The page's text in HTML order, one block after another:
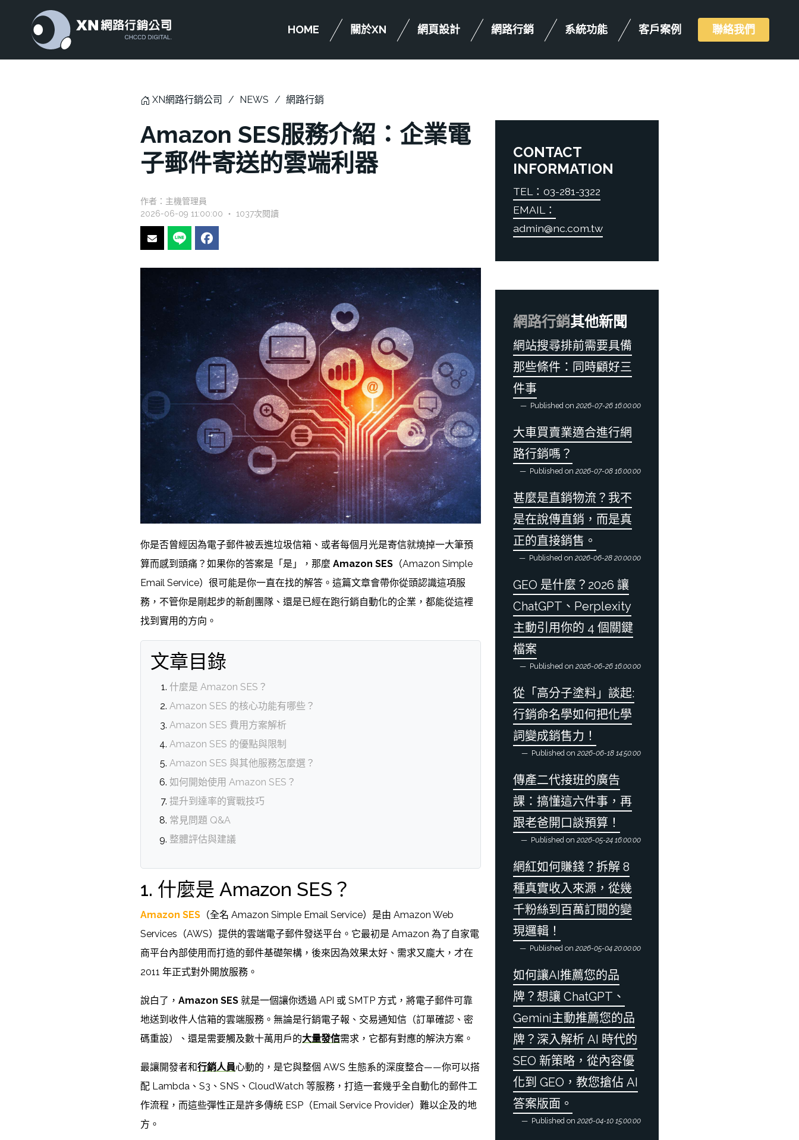
HOME 關於XN 網頁設計 網路行銷 系統功能 客戶案例 聯絡我們
XN網路行銷公司 NEWS 網路行銷
Amazon SES服務介紹：企業電
子郵件寄送的雲端利器
作者： 主機管理員
2026-06-09 11:00:00 ‧ 1037次閱讀
你是否曾經因為電子郵件被丟進垃圾信箱、或者每個月光是寄信就燒掉一大筆預
算而感到頭痛？如果你的答案是「是」，那麼 Amazon SES （Amazon Simple
Email Service）很可能是你一直在找的解答。這篇文章會帶你從頭認識這項服
務，不管你是剛起步的新創團隊、還是已經在跑行銷自動化的企業，都能從這裡
找到實用的方向。
文章目錄
什麼是 Amazon SES？
Amazon SES 的核心功能有哪些？
Amazon SES 費用方案解析
Amazon SES 的優點與限制
Amazon SES 與其他服務怎麼選？
如何開始使用 Amazon SES？
提升到達率的實戰技巧
常見問題 Q&A
整體評估與建議
1. 什麼是 Amazon SES？
Amazon SES （全名 Amazon Simple Email Service）是由 Amazon Web
Services（AWS）提供的雲端電子郵件發送平台。它最初是 Amazon 為了自家電
商平台內部使用而打造的郵件基礎架構，後來因為效果太好、需求又龐大，才在
2011 年正式對外開放服務。
說白了， Amazon SES 就是一個讓你透過 API 或 SMTP 方式，將電子郵件可靠
地送到收件人信箱的雲端服務。無論是行銷電子報、交易通知信（訂單確認、密
碼重設）、還是需要觸及數十萬用戶的大量發信需求，它都有對應的解決方案。
最讓開發者和行銷人員心動的，是它與整個 AWS 生態系的深度整合——你可以搭
配 Lambda、S3、SNS、CloudWatch 等服務，打造一套幾乎全自動化的郵件工
作流程，而這些彈性正是許多傳統 ESP（Email Service Provider）難以企及的地
方。
CONTACT
INFORMATION
TEL：03-281-3322
EMAIL：
admin@nc.com.tw
網路行銷其他新聞
網站搜尋排前需要具備
那些條件：同時顧好三
件事
Published on 2026-07-26 16:00:00
大車買賣業適合進行網
路行銷嗎？
Published on 2026-07-08 16:00:00
甚麼是直銷物流？我不
是在說傳直銷，而是真
正的直接銷售。
Published on 2026-06-28 20:00:00
GEO 是什麼？2026 讓
ChatGPT、Perplexity
主動引用你的 4 個關鍵
檔案
Published on 2026-06-26 16:00:00
從「高分子塗料」談起:
行銷命名學如何把化學
詞變成銷售力！
Published on 2026-06-18 14:50:00
傳產二代接班的廣告
課：搞懂這六件事，再
跟老爸開口談預算！
Published on 2026-05-24 16:00:00
網紅如何賺錢？拆解 8
種真實收入來源，從幾
千粉絲到百萬訂閱的變
現邏輯！
Published on 2026-05-04 20:00:00
如何讓AI推薦您的品
牌？想讓 ChatGPT、
Gemini主動推薦您的品
牌？深入解析 AI 時代的
SEO 新策略，從內容優
化到 GEO，教您搶佔 AI
答案版面。
Published on 2026-04-10 15:00:00